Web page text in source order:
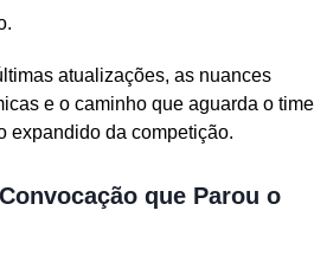
atualizações, as nuances
e o caminho que aguarda o time
expandido da competição.
que Parou o